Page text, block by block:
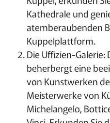
Kathedrale und
atemberaubenden
Kuppelplattform.
Die Uffizien-Galerie:
beherbergt eine
von Kunstwerken
Meisterwerke von
Michelangelo,